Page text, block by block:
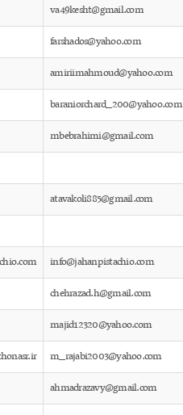
va49kesht@gmail.com
farshados@yahoo.com
amiriimahmoud@yahoo.com
baraniorchard_200@yahoo.com
mbebrahimi@gmail.com
atavakoli885@gmail.com
info@jahanpistachio.com
chehrazad.h@gmail.com
majid12320@yahoo.com
m_rajabi2003@yahoo.com
ahmadrazavy@gmail.com